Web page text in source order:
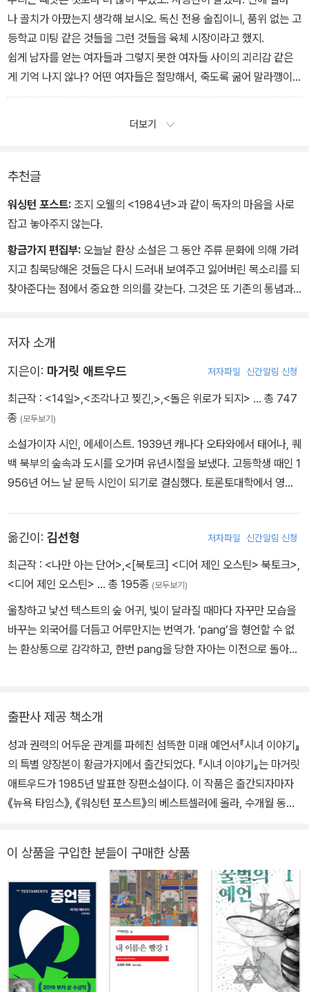
지 몰라도, 무조건 용서한다고 말해야 할 것 같네요. 노력은 해보겠지
만, 쉬운 일은 아니랍니다.
나 골치가 아팠는지 생각해 보시오. 독신 전용 술집이니, 품위 없는 고
등학교 미팅 같은 것들을 그런 것들을 육체 시장이라고 했지.
쉽게 남자를 얻는 여자들과 그렇지 못한 여자들 사이의 괴리감 같은
게 기억 나지 않나? 어떤 여자들은 절망해서, 죽도록 굶어 말라깽이
가 되거나 가슴에 실리콘을 넣어서 풍만하게 만들기도 하고 코를 깎
더보기
추천글
워싱턴 포스트: 조지 오웰의 <1984년>과 같이 독자의 마음을 사로
잡고 놓아주지 않는다.
황금가지 편집부: 오늘날 환상 소설은 그 동안 주류 문화에 의해 가려
지고 침묵당해온 것들은 다시 드러내 보여주고 잃어버린 목소리를 되
찾아준다는 점에서 중요한 의의를 갖는다. 그것은 또 기존의 통념과
<환상>은 문학과 인생 모두에게 없어서는 안 되는 필수불가결한 요
다. <환상>은 리얼리티와 더불어 우주의 근간을 이루고 있는 중요한
두 핵심 요소 중 하나이기 때문이다. 사실 꿈과 환상이 배제된 인생이
란 얼마나 삭막할 것인가?
우리는 그러한 환상의 중요성을 배제하고 무시해 온 종래의 문학관에
요한 것이라면, 환상 소설은 분명 새로운 문학적 주제-즉 새로운 작가
와 독자-를 탄생시킬 것이다. 이제 관습의 벽에 갇혀있기를 거부하는
새로운 작가들과 독자들은 환상 소설을 통해 그 동안 닫혀 있었던 소
저자 소개
지은이: 마거릿 애트우드 저자파일 신간알림 신청
최근작 : <14일> <조각나고 찢긴,> <돌은 위로가 되지> … 총 747
종 (모두보기)
소설가이자 시인, 에세이스트. 1939년 캐나다 오타와에서 태어나, 퀘
백 북부의 숲속과 도시를 오가며 유년시절을 보냈다. 고등학생 때인 1
956년 어느 날 문득 시인이 되기로 결심했다. 토론토대학에서 영문
나다연방총독상을 수상했다. 그 후 꾸준히 시를 발표해 열다섯 권이
넘는 시집을 펴냈다. 대표적인 소설로는 《시녀 이야기》(1985), 《그
레이스》(1996), 《눈먼 암살자》(2000), 《증언들》(2019) 등이 있
EN협회평생공로상 등을 받았다.
옮긴이: 김선형 저자파일 신간알림 신청
최근작 : <나만 아는 단어> <[북토크] <디어 제인 오스틴> 북토크>
<디어 제인 오스틴> … 총 195종 (모두보기)
울창하고 낯선 텍스트의 숲 어귀, 빛이 달라질 때마다 자꾸만 모습을
바꾸는 외국어를 더듬고 어루만지는 번역가. ‘pang’을 형언할 수 없
는 환상통으로 감각하고, 한번 pang을 당한 자아는 이전으로 돌아갈
던 의미를 급작스럽게 드러낸 단어로는 ‘Bless’가 있다. 축복의 빛깔
은 무얼까? 무구한 폭포수의 물방울도, 함부로 바다에 엎질러진 유독
한 유막도, 특별한 빛이 비추는 어느 순간에는 ‘iridescent’하다고 말
하고 싶다. 허구 속의 타자가 자신의 거울이 되었을 때 터져 나오는 진
짜 감정, 우리가 닿을 수 있는 유일한 빛. 그게 내가 아는 ‘reflectio
《사악한 목소리》, 《오만과 편견》 등이 있다.
출판사 제공 책소개
성과 권력의 어두운 관계를 파헤친 섬뜩한 미래 예언서『시녀 이야기』
의 특별 양장본이 황금가지에서 출간되었다. 『시녀 이야기』는 마거릿
애트우드가 1985년 발표한 장편소설이다. 이 작품은 출간되자마자
《뉴욕 타임스》, 《워싱턴 포스트》의 베스트셀러에 올라, 수개월 동안
만 본다는 설정 때문에 큰 충격을 불러일으켰으며, 출간한 지 30년이
되어가는 오늘날에 와서는 성과 가부장적 권력의 어두운 이면을 파헤
친, 작가의 예리한 통찰력으로 인해 시대를 뛰어넘는 고전으로 평가
받고 있다. 최근 Hulu 채널을 통해 드라마로 새롭게 선보이며 또다시
주목받고 있다. 현재(2017년 5월) 미국 최대 인터넷 서점인 Amazo
n 차트 1위에 등극하였다. 21세기 중반, 전지구적인 전쟁과 환경 오
염, 각종 성질환으로 출생률이 급격히 감소하면서 미국은 극심한 혼
이 상품을 구입한 분들이 구매한 상품